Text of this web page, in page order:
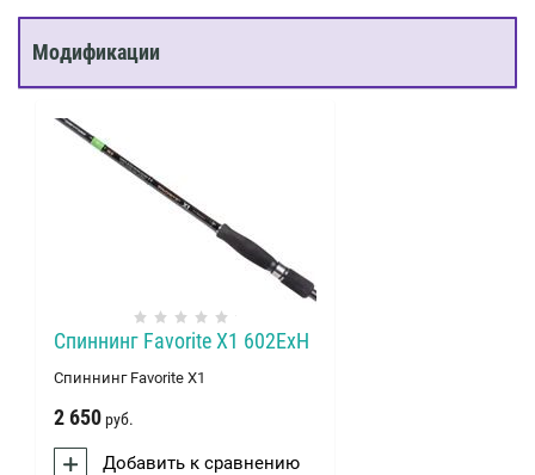
Модификации
Спиннинг Favorite X1 602ExH
Спиннинг Favorite X1
2 650 руб.
Добавить к сравнению